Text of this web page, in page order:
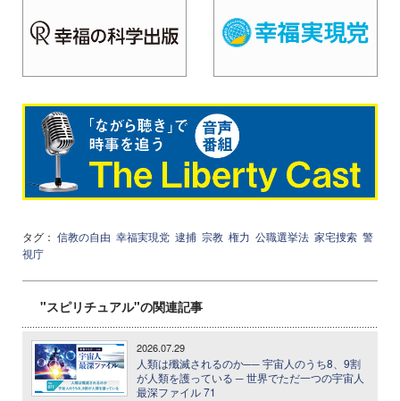
タグ： 信教の自由 幸福実現党 逮捕 宗教 権力 公職選挙法 家宅捜索 警
視庁
"スピリチュアル"の関連記事
2026.07.29
人類は殲滅されるのか── 宇宙人のうち8、9割
が人類を護っている ─ 世界でただ一つの宇宙人
最深ファイル 71